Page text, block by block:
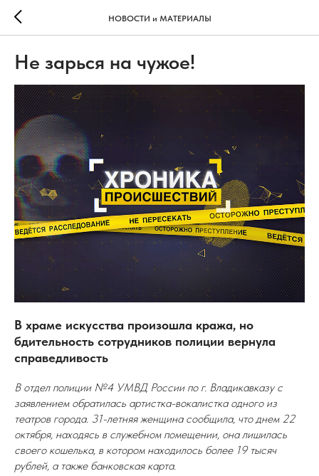
НОВОСТИ и МАТЕРИАЛЫ
Не зарься на чужое!
В храме искусства произошла кража, но
бдительность сотрудников полиции вернула
справедливость
В отдел полиции №4 УМВД России по г. Владикавказу с
заявлением обратилась артистка-вокалистка одного из
театров города. 31-летняя женщина сообщила, что днем 22
октября, находясь в служебном помещении, она лишилась
своего кошелька, в котором находилось более 19 тысяч
рублей, а также банковская карта.